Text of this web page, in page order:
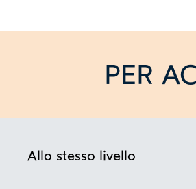
PER
Allo stesso livello